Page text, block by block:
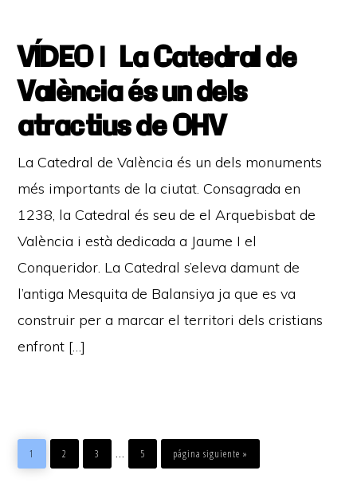
VÍDEO | La Catedral de
València és un dels
atractius de OHV
La Catedral de València és un dels monuments
més importants de la ciutat. Consagrada en
1238, la Catedral és seu de el Arquebisbat de
València i està dedicada a Jaume I el
Conqueridor. La Catedral s’eleva damunt de
l’antiga Mesquita de Balansiya ja que es va
construir per a marcar el territori dels cristians
enfront […]
1 2 3 5 página siguiente »